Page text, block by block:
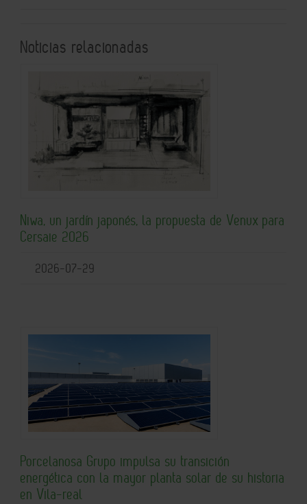
Noticias relacionadas
Niwa, un jardín japonés, la propuesta de Venux para
Cersaie 2026
2026-07-29
Porcelanosa Grupo impulsa su transición
energética con la mayor planta solar de su historia
en Vila-real